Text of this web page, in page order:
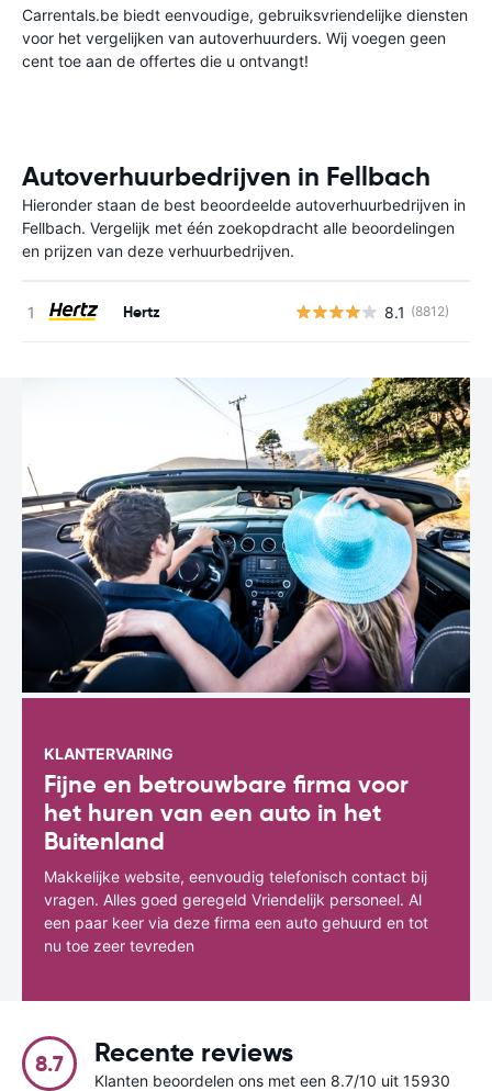
Carrentals.be biedt eenvoudige, gebruiksvriendelijke diensten
voor het vergelijken van autoverhuurders. Wij voegen geen
cent toe aan de offertes die u ontvangt!
Autoverhuurbedrijven in Fellbach
Hieronder staan de best beoordeelde autoverhuurbedrijven in
Fellbach. Vergelijk met één zoekopdracht alle beoordelingen
en prijzen van deze verhuurbedrijven.
Hertz 8.1 (8812)
KLANTERVARING
Fijne en betrouwbare firma voor
het huren van een auto in het
Buitenland
Makkelijke website, eenvoudig telefonisch contact bij
vragen. Alles goed geregeld Vriendelijk personeel. Al
een paar keer via deze firma een auto gehuurd en tot
nu toe zeer tevreden
8.7 Recente reviews
Klanten beoordelen ons met een 8.7/10 uit 15930